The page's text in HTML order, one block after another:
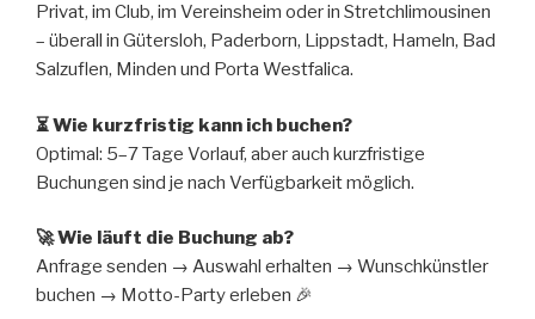
Privat, im Club, im Vereinsheim oder in Stretchlimousinen
– überall in Gütersloh, Paderborn, Lippstadt, Hameln, Bad
Salzuflen, Minden und Porta Westfalica.
⏳ Wie kurzfristig kann ich buchen?
Optimal: 5–7 Tage Vorlauf, aber auch kurzfristige
Buchungen sind je nach Verfügbarkeit möglich.
🚀 Wie läuft die Buchung ab?
Anfrage senden → Auswahl erhalten → Wunschkünstler
buchen → Motto-Party erleben 🎉